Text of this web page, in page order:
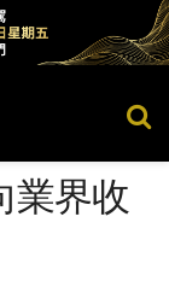
業界收